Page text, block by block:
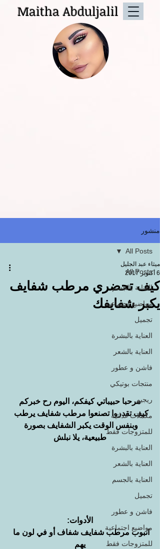
Maitha Abduljalil
منشور
All Posts
العناية بالجسم
مواضيع اجتماعية
تجميل
العناية بالبشرة
العناية بالشعر
فاشن و عطور
منتجات بوتيكي
ريجيم
مكملات غذائية
للمتزوجات فقط
العناية بالبشرة
العناية بالشعر
العناية بالجسم
تجميل
فاشن و عطور
مواضيع اجتماعية
للمتزوجات فقط
All Posts
كيف تحضري مرطب شفايف
يكبر شفايفك
ميثاء عبد الجليل
6 أكتوبر 2017
مرحبا حبيباتي كيفكم، اليوم رح خبركم
كيف تقدروا تصنعوا مرطب شفايف يرطب
وبنفس الوقت يكبر الشفايف بصورة
طبيعية، يلا نبلش
الأدوات:
انبوب مرطب شفايف شفاف أو في لون ما
يهم